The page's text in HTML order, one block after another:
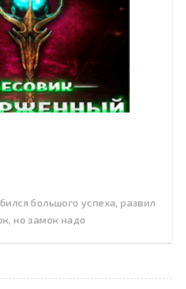
большого успеха, развил
но замок надо